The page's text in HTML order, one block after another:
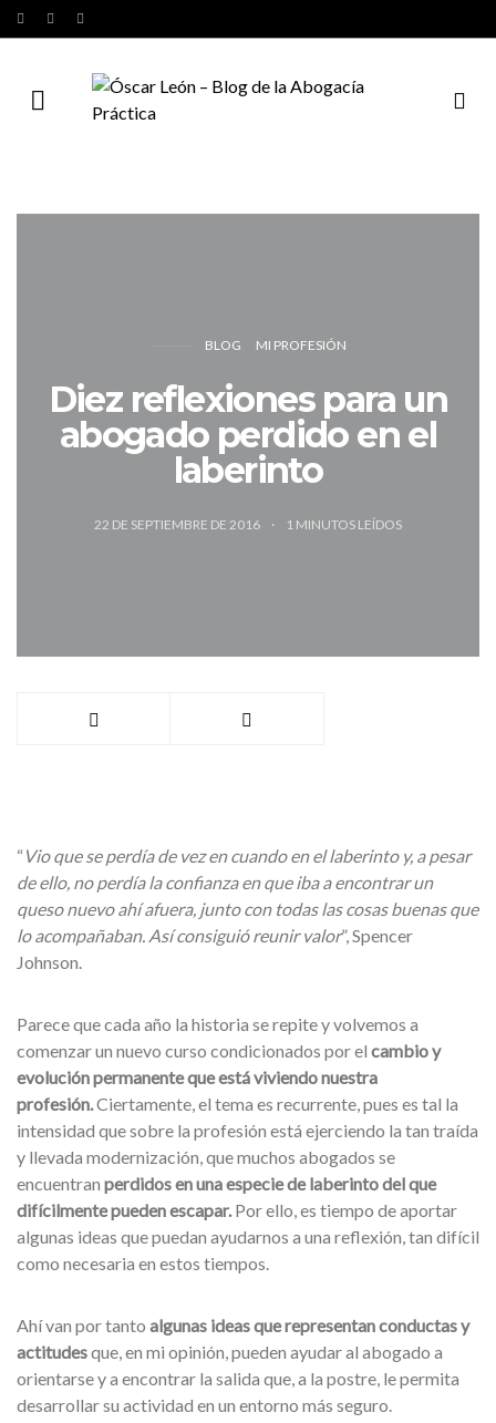
BLOG MI PROFESIÓN
Diez reflexiones para un
abogado perdido en el
laberinto
22 DE SEPTIEMBRE DE 2016 1 MINUTOS LEÍDOS
“Vio que se perdía de vez en cuando en el laberinto y, a pesar
de ello, no perdía la confianza en que iba a encontrar un
queso nuevo ahí afuera, junto con todas las cosas buenas que
lo acompañaban. Así consiguió reunir valor”, Spencer
Johnson.
Parece que cada año la historia se repite y volvemos a
comenzar un nuevo curso condicionados por el cambio y
evolución permanente que está viviendo nuestra
profesión.Ciertamente, el tema es recurrente, pues es tal la
intensidad que sobre la profesión está ejerciendo la tan traída
y llevada modernización, que muchos abogados se
encuentran perdidos en una especie de laberintodel que
difícilmente pueden escapar.Por ello, es tiempo de aportar
algunas ideas que puedan ayudarnos a una reflexión, tan difícil
como necesaria en estos tiempos.
Ahí van por tanto algunas ideas que representan conductas y
actitudesque, en mi opinión, pueden ayudar al abogado a
orientarse y a encontrar la salida que, a la postre, le permita
desarrollar su actividad en un entorno más seguro.